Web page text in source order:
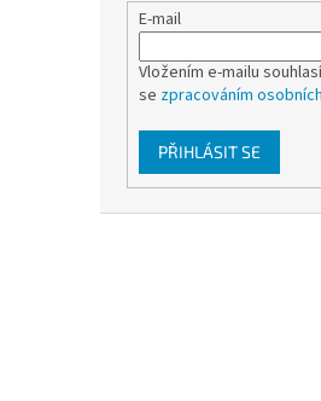
E-mail
Vložením e-mailu
se zpracováním
PŘIHLÁSIT SE